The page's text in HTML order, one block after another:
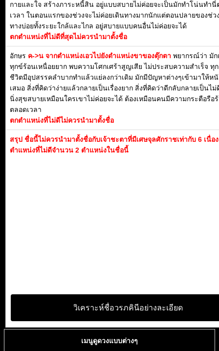
กายและใจ สร้างภาระหนี้สิน อยู่แบบสบายไม่ค่อยจะเป็นมักทำโน่นทำนี่
เวลา ในตอนแรกของช่วงจะไม่ค่อยเดินทางมากนักแต่ตอนปลายของช่ว
ทางบ่อยทั้งระยะใกล้และไกล อยู่สบายแบบคนอื่นไม่ค่อยจะได้
ตกตำแหน่งที่ไม่ดีที่สุดไม่ควรนำมาตั้งชื่อ
อักษร ค->น จากตำแหน่งเอวไปยังตำแหน่งขาของตุ๊กตา พยากรณ์ว่า มัก
ทุกข์ร้อนเหนื่อยยาก พบความโศกเศร้าสูญเสีย ไม่ประสบความสำเร็จ ทุ
ชีวิตมีอุปสรรคลำบากทำแล้วแย่ลงกว่าเดิม มักมีปัญหาต่างๆเข้ามาให้หนั
เสมอ สิ่งที่คิดว่าง่ายแล้วกลายเป็นเรื่องยาก สิ่งที่คิดว่าดีกลับกลายเป็นไม่
นิ่งสุขสบายเหมือนใครเขาไม่ค่อยจะได้ ต้องเหมือนคนมีความกระตือรือ
ตลอดเวลา
ตกตำแหน่งที่ไม่ดีไม่ควรนำมาตั้งชื่อ
สรุป ชื่อนี้ไม่ควรนำมาตั้งชื่อกับเจ้าชะตาที่มีเศษจุลศักราชเท่ากับ 6 เนื่อ
ตำแหน่งที่ไม่ดีจำนวน 2 ตำแหน่งในชื่อนี้
วิเคราะห์ชื่อวรภคินีอย่างละเอียด
เมนูดูดวงแบบต่างๆ